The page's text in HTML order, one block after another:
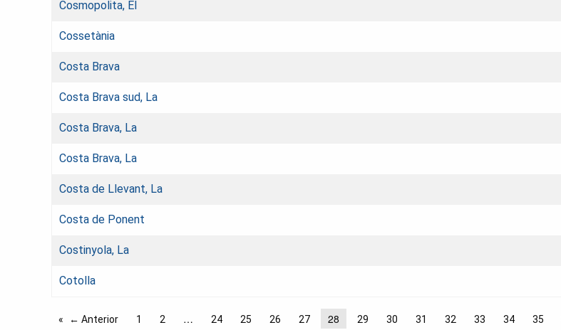
Cosmopolita, El
Cossetània
Costa Brava
Costa Brava sud, La
Costa Brava, La
Costa Brava, La
Costa de Llevant, La
Costa de Ponent
Costinyola, La
Cotolla
← Anterior 1 2 24 25 26 27 28 29 30 31 32 33 34 35